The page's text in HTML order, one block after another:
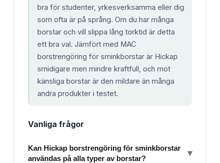
bra för studenter, yrkesverksamma eller dig
som ofta är på språng. Om du har många
borstar och vill slippa lång torktid är detta
ett bra val. Jämfört med MAC
borstrengöring för sminkborstar är Hickap
smidigare men mindre kraftfull, och mot
känsliga borstar är den mildare än många
andra produkter i testet.
Vanliga frågor
Kan Hickap borstrengöring för sminkborstar
användas på alla typer av borstar?
▾